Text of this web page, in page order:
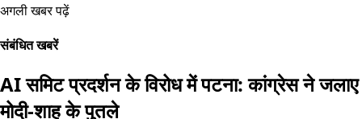
अगली खबर पढ़ें
संबंधित खबरें
AI समिट प्रदर्शन के विरोध में पटना: कांग्रेस ने जलाए
मोदी-शाह के पुतले